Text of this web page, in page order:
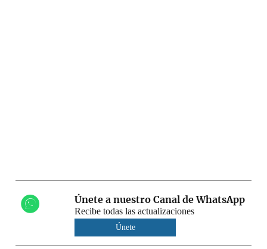
Únete a nuestro Canal de WhatsApp
Recibe todas las actualizaciones
Únete